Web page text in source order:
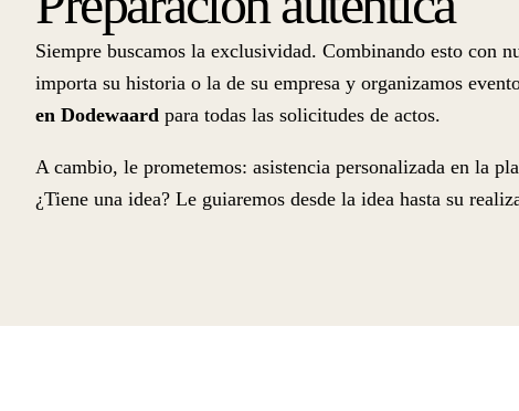
Siempre buscamos la exclusividad. Combinando esto con
importa su historia o la de su empresa y organizamos
en Dodewaard para todas las solicitudes de actos.
A cambio, le prometemos: asistencia personalizada en la
¿Tiene una idea? Le guiaremos desde la idea hasta su